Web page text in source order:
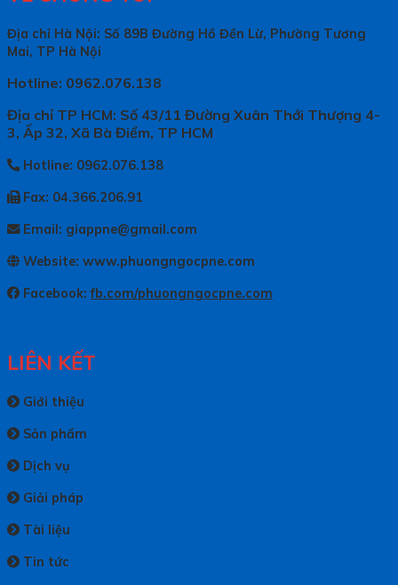
Địa chỉ Hà Nội: Số 89B Đường Hồ Đền Lừ, Phường Tương
Mai, TP Hà Nội
Hotline: 0962.076.138
Địa chỉ TP HCM: Số 43/11 Đường Xuân Thới Thượng 4-
3, Ấp 32, Xã Bà Điểm, TP HCM
Hotline: 0962.076.138
Fax: 04.366.206.91
Email: giappne@gmail.com
Website: www.phuongngocpne.com
Facebook:fb.com/phuongngocpne.com
LIÊN KẾT
Giới thiệu
Sản phẩm
Dịch vụ
Giải pháp
Tài liệu
Tin tức